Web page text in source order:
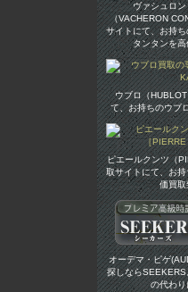
ヴァシュロ
（VACHERON
サイトにて、お持
タンタンを
ウブロ（
て、お持ちのウブ
ピエールクンツ（
取サイトにて、お
価買取
オーデマ・ピゲ
探しなら
の代わり